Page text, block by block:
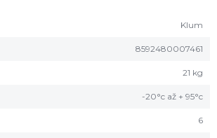
Klum
8592480007461
21 kg
-20°c až + 95°c
6